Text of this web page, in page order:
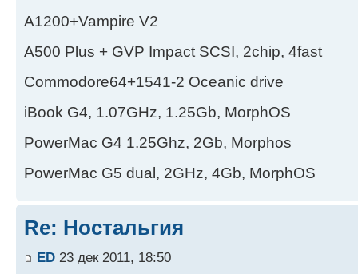
A1200+Vampire V2
А500 Plus + GVP Impact SCSI, 2chip, 4fast
Commodore64+1541-2 Oceanic drive
iBook G4, 1.07GHz, 1.25Gb, MorphOS
PowerMac G4 1.25Ghz, 2Gb, Morphos
PowerMac G5 dual, 2GHz, 4Gb, MorphOS
Re: Ностальгия
ED 23 дек 2011, 18:50